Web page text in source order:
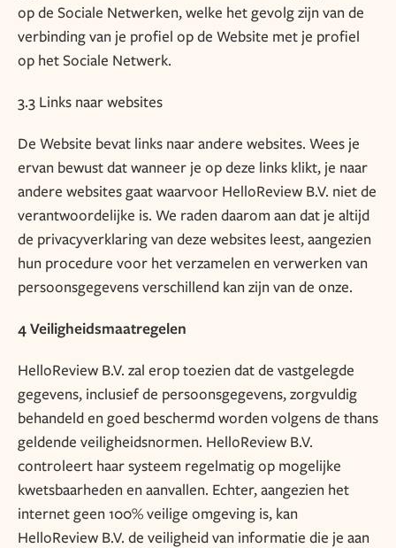
op de Sociale Netwerken, welke het gevolg zijn van de
verbinding van je profiel op de Website met je profiel
op het Sociale Netwerk.
3.3 Links naar websites
De Website bevat links naar andere websites. Wees je
ervan bewust dat wanneer je op deze links klikt, je naar
andere websites gaat waarvoor HelloReview B.V. niet de
verantwoordelijke is. We raden daarom aan dat je altijd
de privacyverklaring van deze websites leest, aangezien
hun procedure voor het verzamelen en verwerken van
persoonsgegevens verschillend kan zijn van de onze.
4 Veiligheidsmaatregelen
HelloReview B.V. zal erop toezien dat de vastgelegde
gegevens, inclusief de persoonsgegevens, zorgvuldig
behandeld en goed beschermd worden volgens de thans
geldende veiligheidsnormen. HelloReview B.V.
controleert haar systeem regelmatig op mogelijke
kwetsbaarheden en aanvallen. Echter, aangezien het
internet geen 100% veilige omgeving is, kan
HelloReview B.V. de veiligheid van informatie die je aan